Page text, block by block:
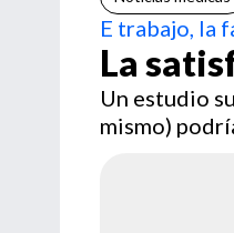
E trabajo, la
La
Un estudio
mismo)